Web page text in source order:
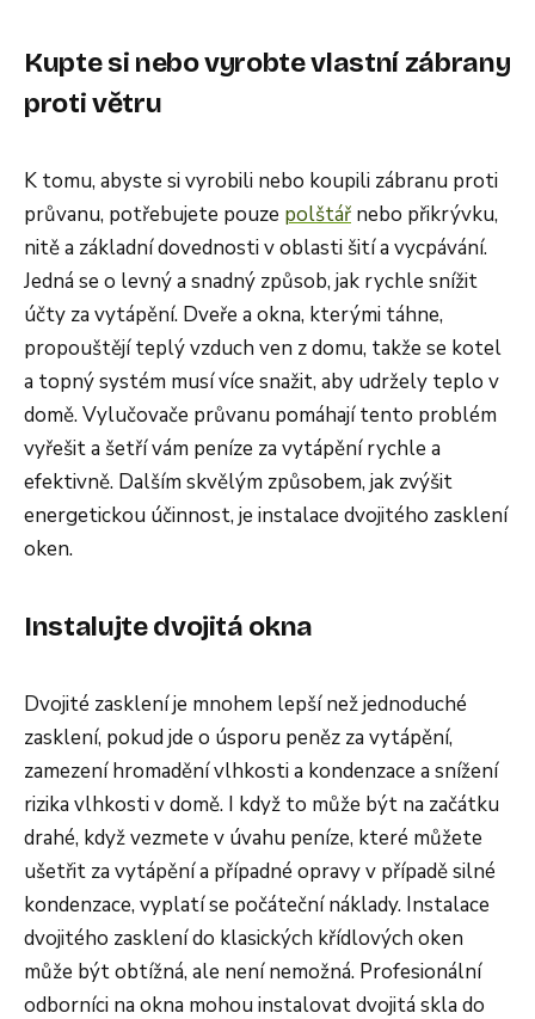
Kupte si nebo vyrobte vlastní zábrany
proti větru
K tomu, abyste si vyrobili nebo koupili zábranu proti
průvanu, potřebujete pouze polštář nebo přikrývku,
nitě a základní dovednosti v oblasti šití a vycpávání.
Jedná se o levný a snadný způsob, jak rychle snížit
účty za vytápění. Dveře a okna, kterými táhne,
propouštějí teplý vzduch ven z domu, takže se kotel
a topný systém musí více snažit, aby udržely teplo v
domě. Vylučovače průvanu pomáhají tento problém
vyřešit a šetří vám peníze za vytápění rychle a
efektivně. Dalším skvělým způsobem, jak zvýšit
energetickou účinnost, je instalace dvojitého zasklení
oken.
Instalujte dvojitá okna
Dvojité zasklení je mnohem lepší než jednoduché
zasklení, pokud jde o úsporu peněz za vytápění,
zamezení hromadění vlhkosti a kondenzace a snížení
rizika vlhkosti v domě. I když to může být na začátku
drahé, když vezmete v úvahu peníze, které můžete
ušetřit za vytápění a případné opravy v případě silné
kondenzace, vyplatí se počáteční náklady. Instalace
dvojitého zasklení do klasických křídlových oken
může být obtížná, ale není nemožná. Profesionální
odborníci na okna mohou instalovat dvojitá skla do